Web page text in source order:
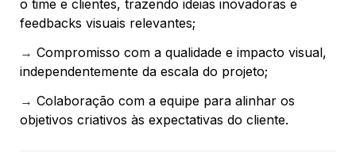
o time e clientes, trazendo ideias inovadoras e
feedbacks visuais relevantes;
→ Compromisso com a qualidade e impacto visual,
independentemente da escala do projeto;
→ Colaboração com a equipe para alinhar os
objetivos criativos às expectativas do cliente.